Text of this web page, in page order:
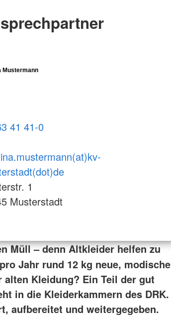
Mustermann
41 41-0
1
Musterstadt
Müll – denn Altkleider helfen zu
Jahr rund 12 kg neue, modische
alten Kleidung? Ein Teil der gut
in die Kleiderkammern des DRK.
aufbereitet und weitergegeben.